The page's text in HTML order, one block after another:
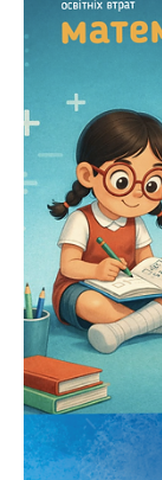
Cannot Wait.
простір
адже для